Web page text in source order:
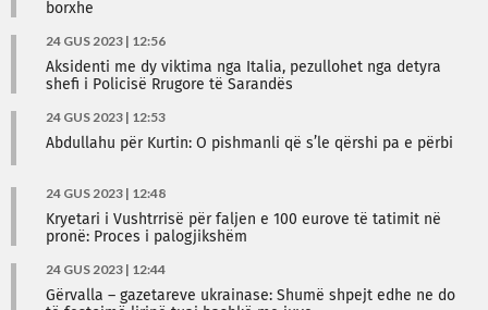
borxhe
24 GUS 2023 | 12:56
Aksidenti me dy viktima nga Italia, pezullohet nga detyra
shefi i Policisë Rrugore të Sarandës
24 GUS 2023 | 12:53
Abdullahu për Kurtin: O pishmanli që s’le qërshi pa e përbi
24 GUS 2023 | 12:48
Kryetari i Vushtrrisë për faljen e 100 eurove të tatimit në
pronë: Proces i palogjikshëm
24 GUS 2023 | 12:44
Gërvalla – gazetareve ukrainase: Shumë shpejt edhe ne do